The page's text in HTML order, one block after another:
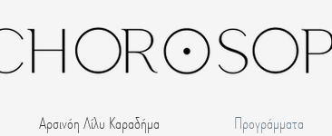
Αρσινόη Λίλυ Καραδήμα Προγράμματα